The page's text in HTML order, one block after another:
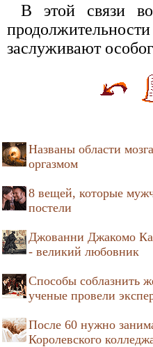
В этой связи
заслуживают
Названы области
оргазмом
8 вещей, которые
постели
Джованни Джакомо
- великий любовник
Способы соблазнить
ученые провели
После 60 нужно
Королевского